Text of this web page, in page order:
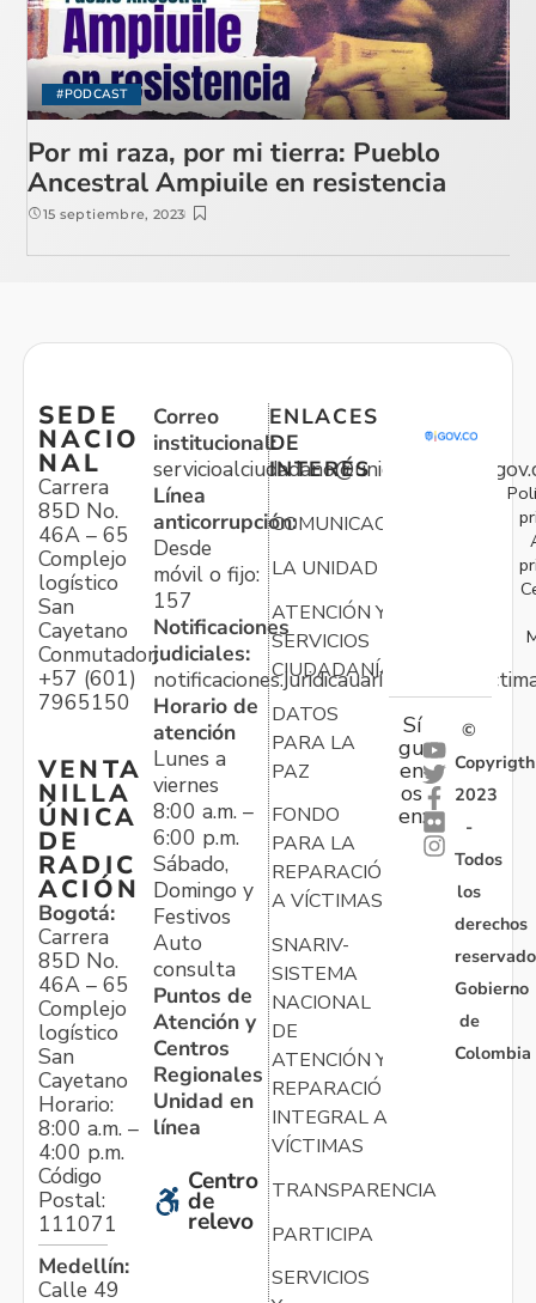
#PODCAST
Por mi raza, por mi tierra: Pueblo
Ancestral Ampiuile en resistencia
15 septiembre, 2023
SEDE
NACIO
NAL
Carrera
85D No.
46A – 65
Complejo
logístico
San
Cayetano
Conmutador:
+57 (601)
7965150
VENTA
NILLA
ÚNICA
DE
RADIC
ACIÓN
Bogotá:
Carrera
85D No.
46A – 65
Complejo
logístico
San
Cayetano
Horario:
8:00 a.m. –
4:00 p.m.
Código
Postal:
111071
Medellín:
Calle 49
Correo
institucional:
Línea
anticorrupción:
Desde
móvil o fijo:
157
Notificaciones
judiciales:
Horario de
atención
Lunes a
viernes
8:00 a.m. –
6:00 p.m.
Sábado,
Domingo y
Festivos
Auto
consulta
Puntos de
Atención y
Centros
Regionales
Unidad en
línea
Centro
de
relevo
ENLACES
DE
INTERÉS
COMUNICACIONES
LA UNIDAD
ATENCIÓN Y
SERVICIOS
CIUDADANÍA
DATOS
PARA LA
PAZ
FONDO
PARA LA
REPARACIÓN
A VÍCTIMAS
SNARIV-
SISTEMA
NACIONAL
DE
ATENCIÓN Y
REPARACIÓN
INTEGRAL A
VÍCTIMAS
TRANSPARENCIA
PARTICIPA
SERVICIOS
Sí
gu
en
os
en:
©
Copyrigth
2023
-
Todos
los
derechos
Gobierno
de
Colombia